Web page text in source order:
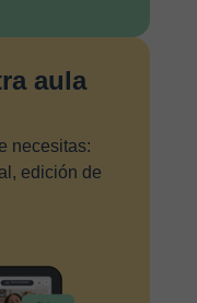
aula
necesitas:
edición de